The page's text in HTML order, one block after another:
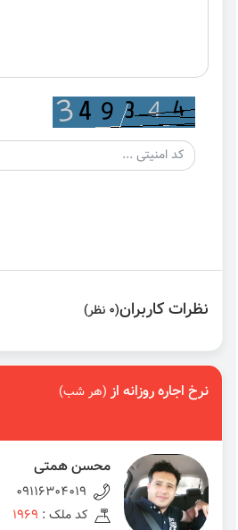
نظرات کاربران(0 نظر)
نرخ اجاره روزانه از(هر شب)
محسن همتی
09116304019
کد ملک : 1969